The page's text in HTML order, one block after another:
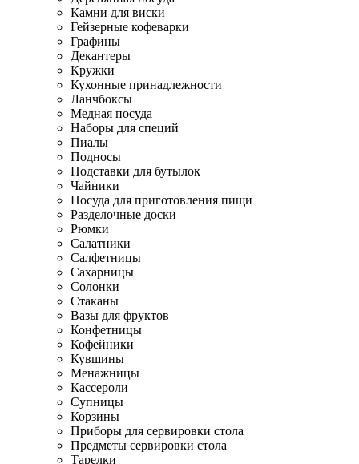
Камни для виски
Гейзерные кофеварки
Графины
Декантеры
Кружки
Кухонные принадлежности
Ланчбоксы
Медная посуда
Наборы для специй
Пиалы
Подносы
Подставки для бутылок
Чайники
Посуда для приготовления пищи
Разделочные доски
Рюмки
Салатники
Салфетницы
Сахарницы
Солонки
Стаканы
Вазы для фруктов
Конфетницы
Кофейники
Кувшины
Менажницы
Кассероли
Супницы
Корзины
Приборы для сервировки стола
Предметы сервировки стола
Тарелки